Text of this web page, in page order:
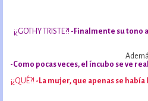
¡¿GOTHY TRISTE?! -Finalmente su tono
-Como pocas veces, el íncubo se ve
¡¿QUÉ?! -La mujer, que apenas se